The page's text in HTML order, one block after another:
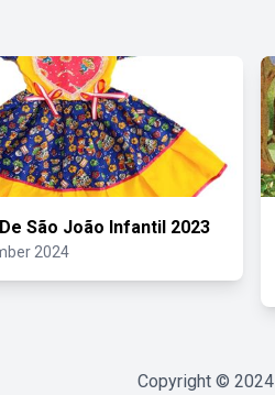
São João Infantil 2023
2024
Copyright © 2024